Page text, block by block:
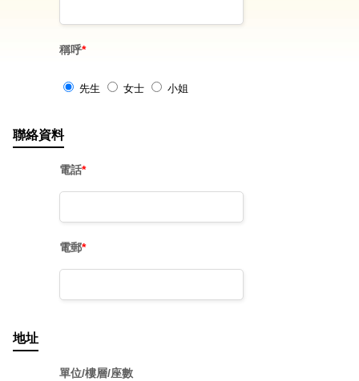
稱呼*
先生 女士 小姐
聯絡資料
電話*
電郵*
地址
單位/樓層/座數